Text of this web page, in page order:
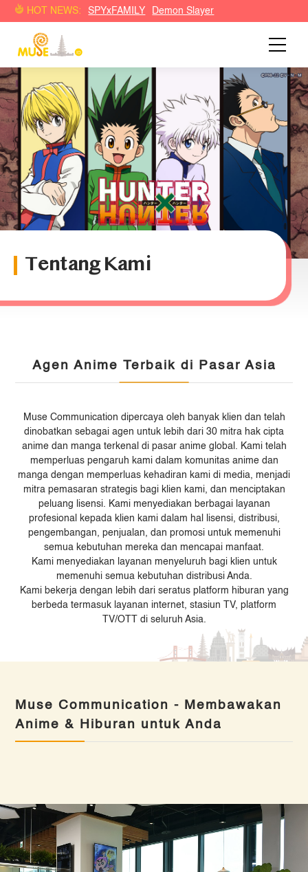
HOT NEWS: SPYxFAMILY Demon Slayer
Tentang Kami
Agen Anime Terbaik di Pasar Asia
Muse Communication dipercaya oleh banyak klien dan telah
dinobatkan sebagai agen untuk lebih dari 30 mitra hak cipta
anime dan manga terkenal di pasar anime global. Kami telah
memperluas pengaruh kami dalam komunitas anime dan
manga dengan memperluas kehadiran kami di media, menjadi
mitra pemasaran strategis bagi klien kami, dan menciptakan
peluang lisensi. Kami menyediakan berbagai layanan
profesional kepada klien kami dalam hal lisensi, distribusi,
pengembangan, penjualan, dan promosi untuk memenuhi
semua kebutuhan mereka dan mencapai manfaat.
Kami menyediakan layanan menyeluruh bagi klien untuk
memenuhi semua kebutuhan distribusi Anda.
Kami bekerja dengan lebih dari seratus platform hiburan yang
berbeda termasuk layanan internet, stasiun TV, platform
TV/OTT di seluruh Asia.
Muse Communication - Membawakan
Anime & Hiburan untuk Anda